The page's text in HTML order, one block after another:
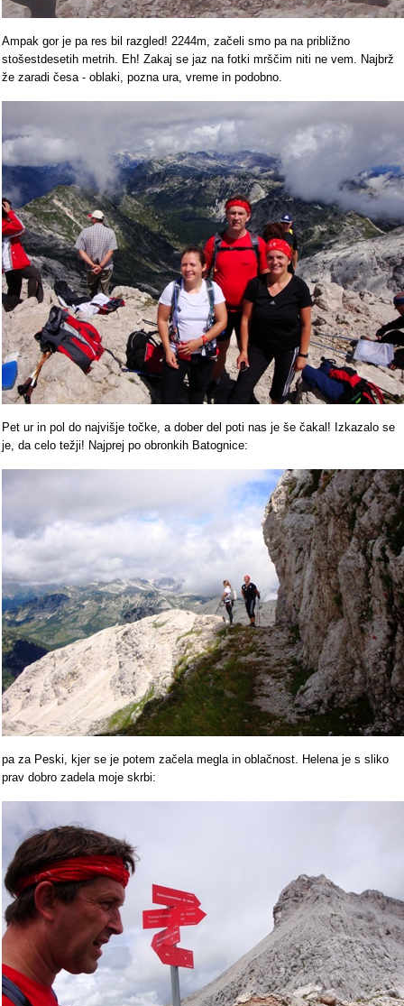
Ampak gor je pa res bil razgled! 2244m, začeli smo pa na približno
stošestdesetih metrih. Eh! Zakaj se jaz na fotki mrščim niti ne vem. Najbrž
že zaradi česa - oblaki, pozna ura, vreme in podobno.
Pet ur in pol do najvišje točke, a dober del poti nas je še čakal! Izkazalo se
je, da celo težji! Najprej po obronkih Batognice:
pa za Peski, kjer se je potem začela megla in oblačnost. Helena je s sliko
prav dobro zadela moje skrbi: